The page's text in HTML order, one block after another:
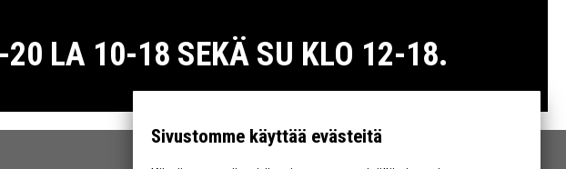
Sivustomme käyttää evästeitä
20 LA 10-18 SEKÄ SU KLO 12-18.